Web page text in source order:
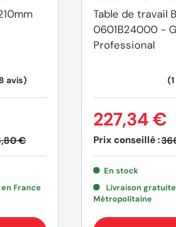
€
France
Table de travail
0601B24000 -
Professional
Prix conseillé :
227,34 €
En stock
Livraison
Métropolitaine